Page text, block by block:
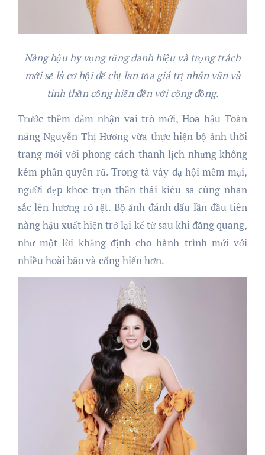
Nàng hậu hy vọng rằng danh hiệu và trọng trách
mới sẽ là cơ hội để chị lan tỏa giá trị nhân văn và
tinh thần cống hiến đến với cộng đồng.
Trước thềm đảm nhận vai trò mới, Hoa hậu Toàn
năng Nguyễn Thị Hương vừa thực hiện bộ ảnh thời
trang mới với phong cách thanh lịch nhưng không
kém phần quyến rũ. Trong tà váy dạ hội mềm mại,
người đẹp khoe trọn thần thái kiêu sa cùng nhan
sắc lên hương rõ rệt. Bộ ảnh đánh dấu lần đầu tiên
nàng hậu xuất hiện trở lại kể từ sau khi đăng quang,
như một lời khẳng định cho hành trình mới với
nhiều hoài bão và cống hiến hơn.